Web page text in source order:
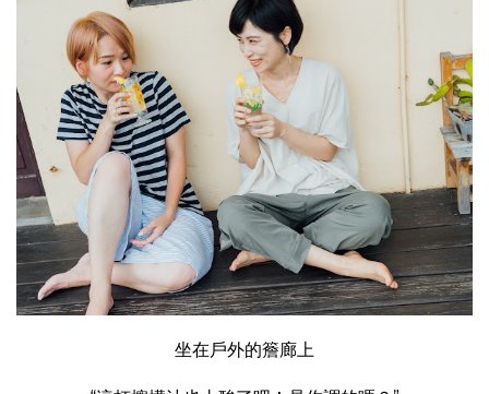
坐在戶外的簷廊上